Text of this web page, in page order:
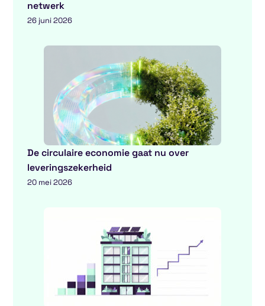
netwerk
26 juni 2026
De circulaire economie gaat nu over
leveringszekerheid
20 mei 2026